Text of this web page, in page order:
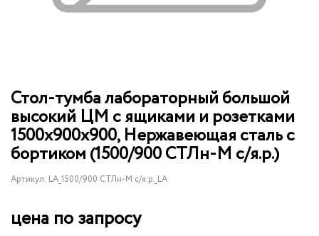
Стол-тумба лабораторный большой
высокий ЦМ с ящиками и розетками
1500х900х900, Нержавеющая сталь с
бортиком (1500/900 СТЛн-М с/я.р.)
Артикул: LA_1500/900 СТЛн-М с/я.р._LA
цена по запросу